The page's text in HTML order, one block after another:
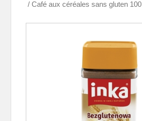
/ Café aux céréales sans gluten